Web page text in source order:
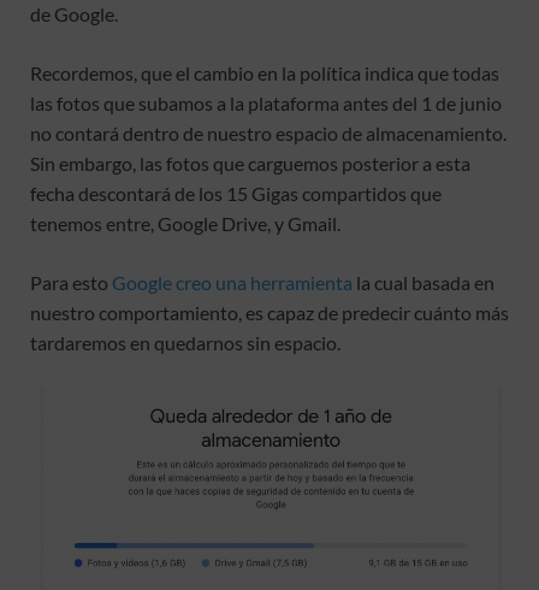
de Google.
Recordemos, que el cambio en la política indica que todas
las fotos que subamos a la plataforma antes del 1 de junio
no contará dentro de nuestro espacio de almacenamiento.
Sin embargo, las fotos que carguemos posterior a esta
fecha descontará de los 15 Gigas compartidos que
tenemos entre, Google Drive, y Gmail.
Para esto Google creo una herramienta la cual basada en
nuestro comportamiento, es capaz de predecir cuánto más
tardaremos en quedarnos sin espacio.